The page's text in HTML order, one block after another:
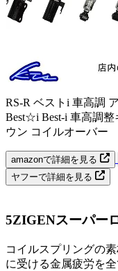
RS-R ベストi 車高調
Best☆i Best-i 車高調
ウン コイルオーバー
amazonで詳細を見る
ヤフーで詳細を見る
5ZIGENスーパー
コイルスプリングの
に受ける金属疲労を